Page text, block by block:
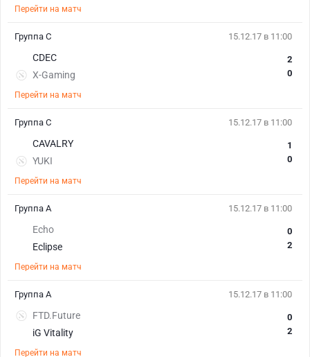
Перейти на матч
15.12.17 в 11:00
CDEC
X-Gaming
2
0
Перейти на матч
Группа C
15.12.17 в 11:00
CAVALRY
YUKI
1
0
Перейти на матч
Группа C
15.12.17 в 11:00
Echo
Eclipse
0
2
Перейти на матч
Группа A
15.12.17 в 11:00
FTD.Future
iG Vitality
0
2
Перейти на матч
Группа A